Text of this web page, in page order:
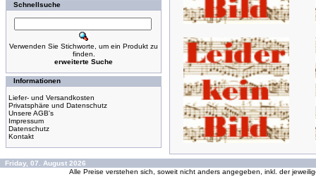
Schnellsuche
Verwenden Sie Stichworte, um ein Produkt zu
finden.
erweiterte Suche
Informationen
Liefer- und Versandkosten
Privatsphäre und Datenschutz
Unsere AGB's
Impressum
Datenschutz
Kontakt
Friday, 07. August 2026
Alle Preise verstehen sich, soweit nicht anders angegeben, inkl. der